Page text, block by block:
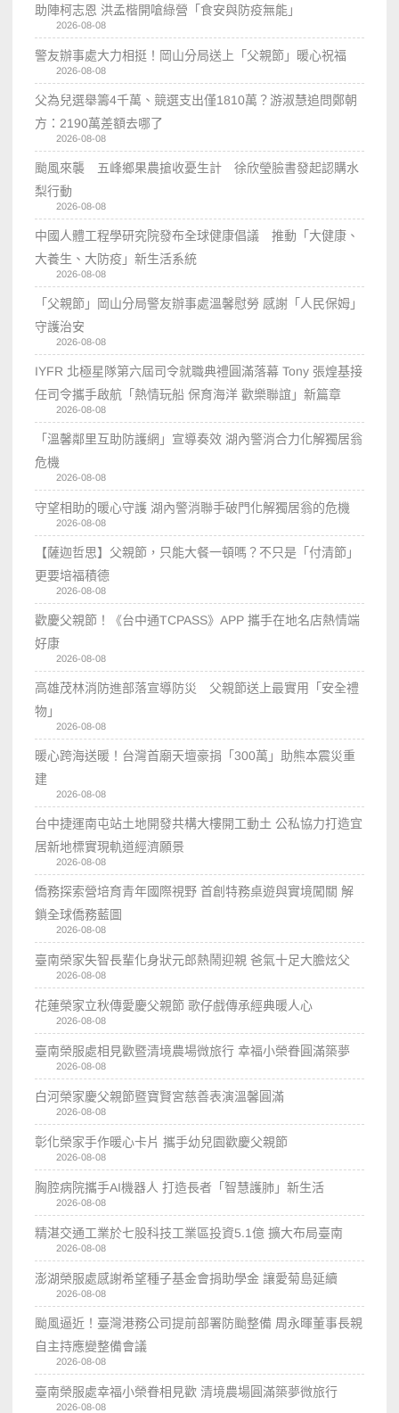
助陣柯志恩 洪孟楷開嗆綠營「食安與防疫無能」
2026-08-08
警友辦事處大力相挺！岡山分局送上「父親節」暖心祝福
2026-08-08
父為兒選舉籌4千萬、競選支出僅1810萬？游淑慧追問鄭朝
方：2190萬差額去哪了
2026-08-08
颱風來襲 五峰鄉果農搶收憂生計 徐欣瑩臉書發起認購水
梨行動
2026-08-08
中國人體工程學研究院發布全球健康倡議 推動「大健康、
大養生、大防疫」新生活系統
2026-08-08
「父親節」岡山分局警友辦事處溫馨慰勞 感謝「人民保姆」
守護治安
2026-08-08
IYFR 北極星隊第六屆司令就職典禮圓滿落幕 Tony 張煌基接
任司令攜手啟航「熱情玩船 保育海洋 歡樂聯誼」新篇章
2026-08-08
「溫馨鄰里互助防護網」宣導奏效 湖內警消合力化解獨居翁
危機
2026-08-08
守望相助的暖心守護 湖內警消聯手破門化解獨居翁的危機
2026-08-08
【薩迦哲思】父親節，只能大餐一頓嗎？不只是「付清節」
更要培福積德
2026-08-08
歡慶父親節！《台中通TCPASS》APP 攜手在地名店熱情端
好康
2026-08-08
高雄茂林消防進部落宣導防災 父親節送上最實用「安全禮
物」
2026-08-08
暖心跨海送暖！台灣首廟天壇豪捐「300萬」助熊本震災重
建
2026-08-08
台中捷運南屯站土地開發共構大樓開工動土 公私協力打造宜
居新地標實現軌道經濟願景
2026-08-08
僑務探索營培育青年國際視野 首創特務桌遊與實境闖關 解
鎖全球僑務藍圖
2026-08-08
臺南榮家失智長輩化身狀元郎熱鬧迎親 爸氣十足大膽炫父
2026-08-08
花蓮榮家立秋傳愛慶父親節 歌仔戲傳承經典暖人心
2026-08-08
臺南榮服處相見歡暨清境農場微旅行 幸福小榮眷圓滿築夢
2026-08-08
白河榮家慶父親節暨寶賢宮慈善表演溫馨圓滿
2026-08-08
彰化榮家手作暖心卡片 攜手幼兒園歡慶父親節
2026-08-08
胸腔病院攜手AI機器人 打造長者「智慧護肺」新生活
2026-08-08
精湛交通工業於七股科技工業區投資5.1億 擴大布局臺南
2026-08-08
澎湖榮服處感謝希望種子基金會捐助學金 讓愛菊島延續
2026-08-08
颱風逼近！臺灣港務公司提前部署防颱整備 周永暉董事長親
自主持應變整備會議
2026-08-08
臺南榮服處幸福小榮眷相見歡 清境農場圓滿築夢微旅行
2026-08-08